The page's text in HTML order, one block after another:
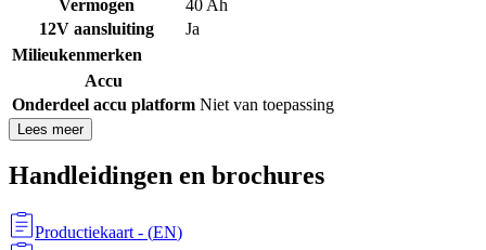
Vermogen
40 Ah
12V aansluiting
Ja
Milieukenmerken
Accu
Onderdeel accu platform Niet van toepassing
Lees meer
Handleidingen en brochures
Productiekaart - (EN)